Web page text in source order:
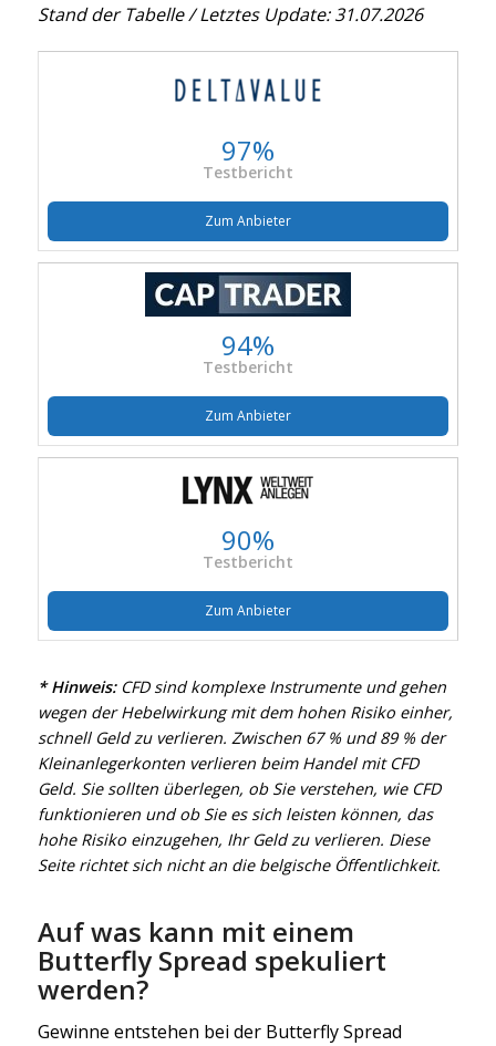
Stand der Tabelle / Letztes Update: 31.07.2026
97%
Testbericht
Zum Anbieter
94%
Testbericht
Zum Anbieter
90%
Testbericht
Zum Anbieter
* Hinweis: CFD sind komplexe Instrumente und gehen
wegen der Hebelwirkung mit dem hohen Risiko einher,
schnell Geld zu verlieren. Zwischen 67 % und 89 % der
Kleinanlegerkonten verlieren beim Handel mit CFD
Geld. Sie sollten überlegen, ob Sie verstehen, wie CFD
funktionieren und ob Sie es sich leisten können, das
hohe Risiko einzugehen, Ihr Geld zu verlieren. Diese
Seite richtet sich nicht an die belgische Öffentlichkeit.
Auf was kann mit einem
Butterfly Spread spekuliert
werden?
Gewinne entstehen bei der Butterfly Spread